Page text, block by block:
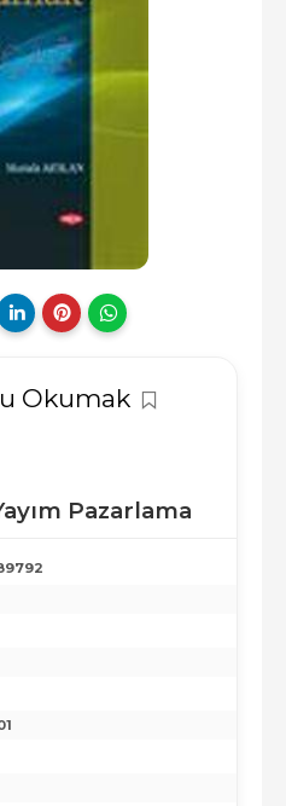
Okumak
Pazarlama